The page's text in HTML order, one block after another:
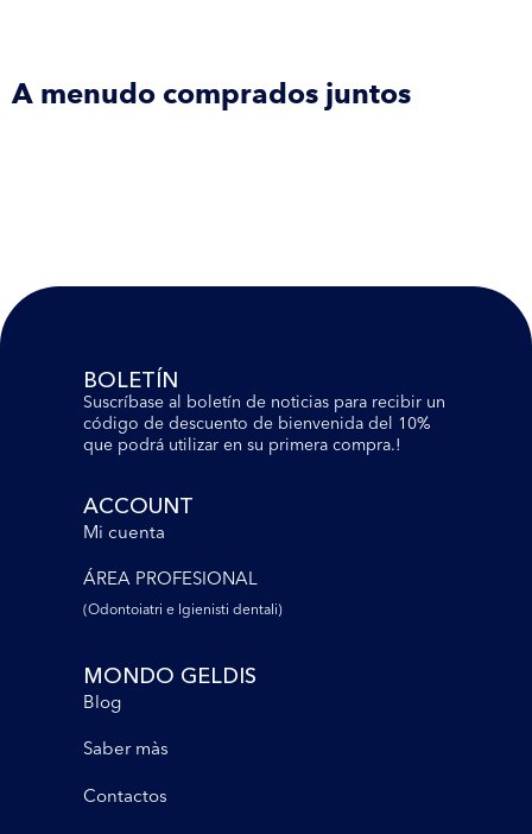
A menudo comprados juntos
BOLETÍN
Suscríbase al boletín de noticias para recibir un
código de descuento de bienvenida del 10%
que podrá utilizar en su primera compra.!
ACCOUNT
Mi cuenta
ÁREA PROFESIONAL
(Odontoiatri e lgienisti dentali)
MONDO GELDIS
Blog
Saber màs
Contactos